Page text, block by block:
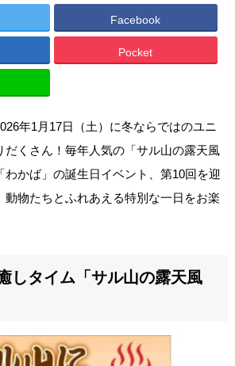
Facebook
Pocket
年1月17日（土）に冬ならではのユニ
だくさん！毎年人気の「サル山の露天風
わかば」の誕生日イベント、第10回を迎
動物たちとふれあえる特別な一日をお楽
しタイム「サル山の露天風